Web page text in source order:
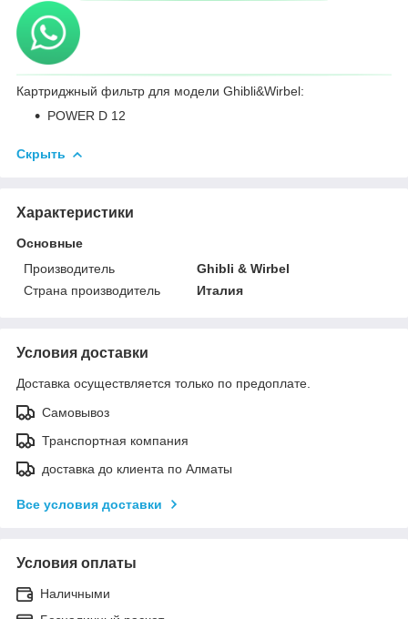
Картриджный фильтр для модели Ghibli&Wirbel:
POWER D 12
Скрыть
Характеристики
Основные
Производитель
Ghibli & Wirbel
Страна производитель
Италия
Условия доставки
Доставка осуществляется только по предоплате.
Самовывоз
Транспортная компания
доставка до клиента по Алматы
Все условия доставки
Условия оплаты
Наличными